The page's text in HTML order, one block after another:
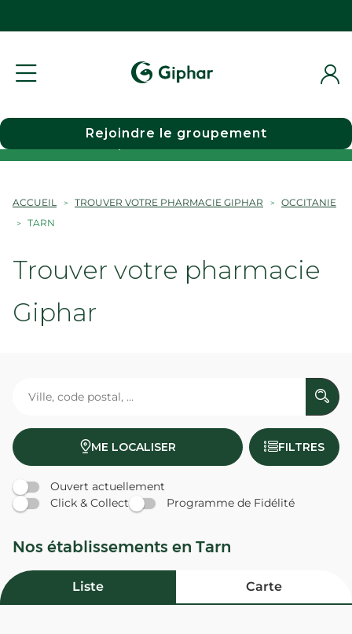
Choisir une pharmacie
Rejoindre le groupement
ACCUEIL TROUVER VOTRE PHARMACIE GIPHAR
OCCITANIE
TARN
Trouver votre pharmacie
Giphar
ME LOCALISER FILTRES
Ouvert actuellement
Click & Collect
Programme de Fidélité
Nos établissements en Tarn
Liste Carte